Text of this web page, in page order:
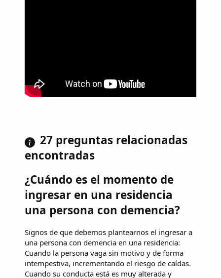
27 preguntas relacionadas
encontradas
¿Cuándo es el momento de
ingresar en una residencia
una persona con demencia?
Signos de que debemos plantearnos el ingresar a
una persona con demencia en una residencia:
Cuando la persona vaga sin motivo y de forma
intempestiva, incrementando el riesgo de caídas.
Cuando su conducta está es muy alterada y